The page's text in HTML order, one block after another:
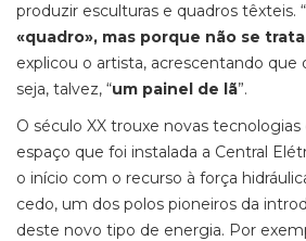
produzir esculturas e quadros têxteis. “
«quadro», mas porque não se
explicou o artista, acrescentando
seja, talvez, “um painel de lã”.
O século XX trouxe novas
espaço que foi instalada a Central
o início com o recurso à força
cedo, um dos polos pioneiros da
deste novo tipo de energia. Por